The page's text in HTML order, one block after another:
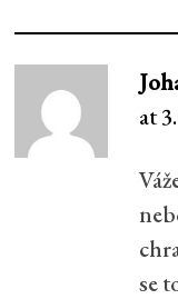
at
se